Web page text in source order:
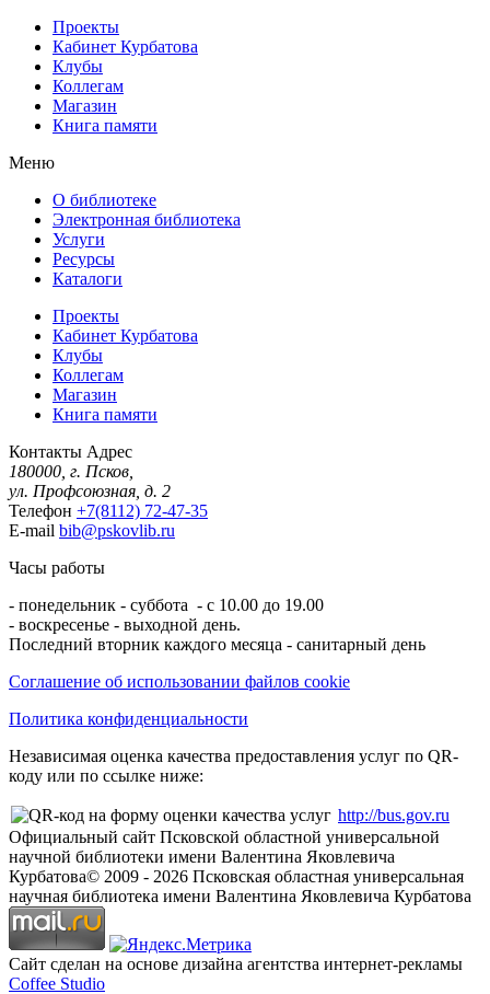
Проекты
Кабинет Курбатова
Клубы
Коллегам
Магазин
Книга памяти
Меню
О библиотеке
Электронная библиотека
Услуги
Ресурсы
Каталоги
Проекты
Кабинет Курбатова
Клубы
Коллегам
Магазин
Книга памяти
Контакты Адрес
180000, г. Псков,
ул. Профсоюзная, д. 2
Телефон +7(8112) 72-47-35
E-mail bib@pskovlib.ru
Часы работы
- понедельник - суббота - с 10.00 до 19.00
- воскресенье - выходной день.
Последний вторник каждого месяца - санитарный день
Соглашение об использовании файлов cookie
Политика конфиденциальности
Независимая оценка качества предоставления услуг по QR-
коду или по ссылке ниже:
http://bus.gov.ru
Официальный сайт Псковской областной универсальной
научной библиотеки имени Валентина Яковлевича
Курбатова© 2009 - 2026 Псковская областная универсальная
научная библиотека имени Валентина Яковлевича Курбатова
Сайт сделан на основе дизайна агентства интернет-рекламы
Coffee Studio